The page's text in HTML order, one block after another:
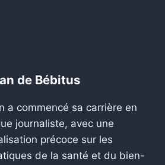
de Bébitus
a commencé sa carrière en
journaliste, avec une
précoce sur les
de la santé et du bien-